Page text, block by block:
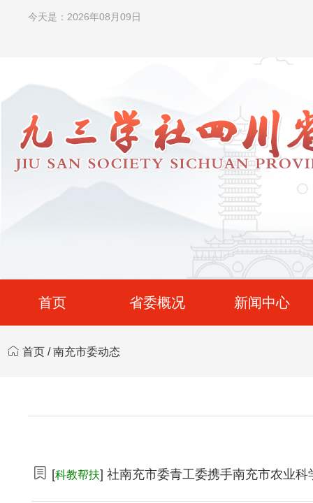
今天是：2026年08月09日
首页 省委概况 新闻中心
首页 /南充市委动态
[科教帮扶] 社南充市委青工委携手南充市农业